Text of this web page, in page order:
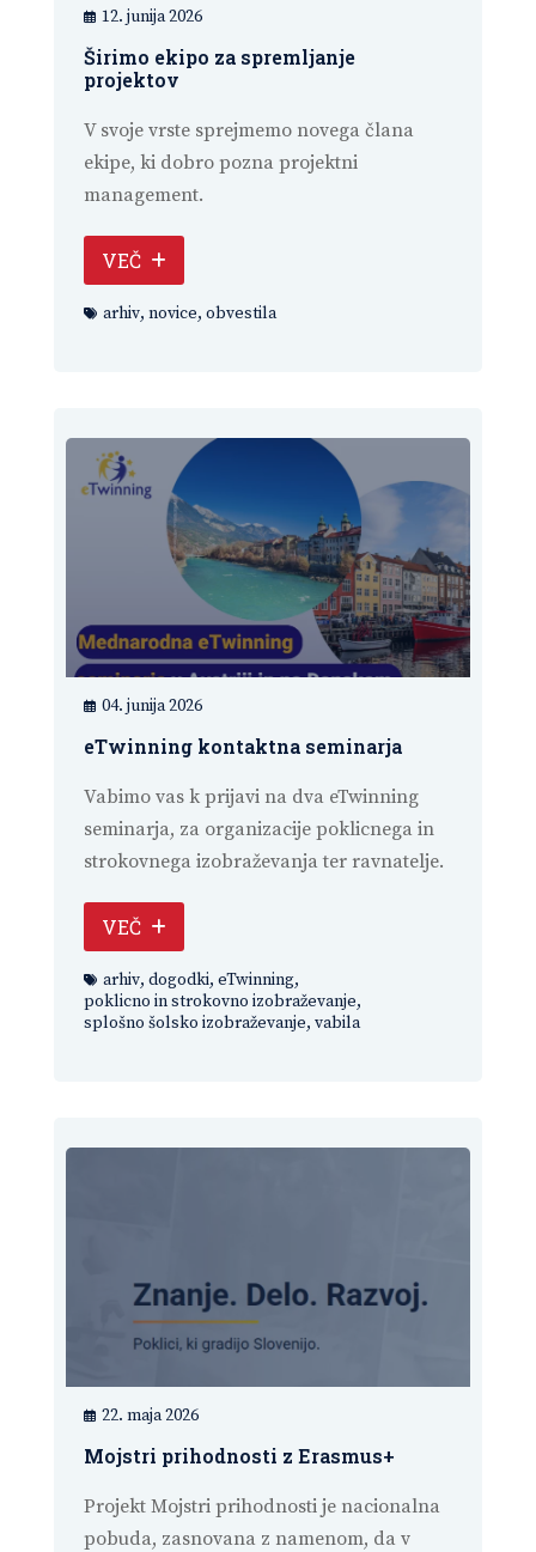
12. junija 2026
Širimo ekipo za spremljanje
projektov
V svoje vrste sprejmemo novega člana
ekipe, ki dobro pozna projektni
management.
VEČ
arhiv, novice, obvestila
04. junija 2026
eTwinning kontaktna seminarja
Vabimo vas k prijavi na dva eTwinning
seminarja, za organizacije poklicnega in
strokovnega izobraževanja ter ravnatelje.
VEČ
arhiv, dogodki, eTwinning,
poklicno in strokovno izobraževanje,
splošno šolsko izobraževanje, vabila
22. maja 2026
Mojstri prihodnosti z Erasmus+
Projekt Mojstri prihodnosti je nacionalna
pobuda, zasnovana z namenom, da v